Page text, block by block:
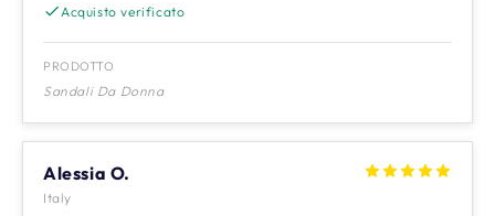
Acquisto verificato
PRODOTTO
Sandali Da Donna
Alessia O.
Italy